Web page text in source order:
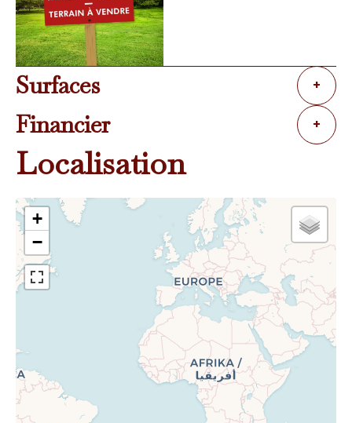
Surfaces +
Financier +
Localisation
+
−